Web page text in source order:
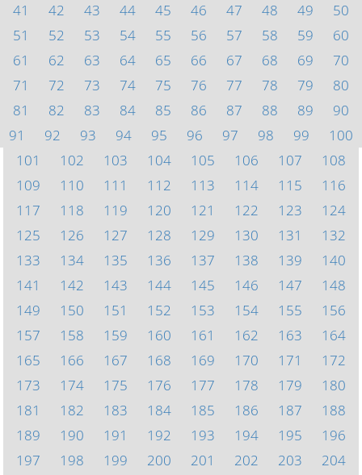
41
42 43 44 45 46 47 48 49
50
51
52 53 54 55 56 57 58 59
60
61
62 63 64 65 66 67 68 69
70
71
72 73 74 75 76 77 78 79
80
81
82 83 84 85 86 87 88 89
90
91
92 93 94 95 96 97 98 99
100
101
102 103 104 105 106 107
108
109
110 111 112 113 114 115
116
117
118 119 120 121 122 123
124
125
126 127 128 129 130 131
132
133
134 135 136 137 138 139
140
141
142 143 144 145 146 147
148
149
150 151 152 153 154 155
156
157
158 159 160 161 162 163
164
165
166 167 168 169 170 171
172
173
174 175 176 177 178 179
180
181
182 183 184 185 186 187
188
189
190 191 192 193 194 195
196
197
198 199 200 201 202 203
204